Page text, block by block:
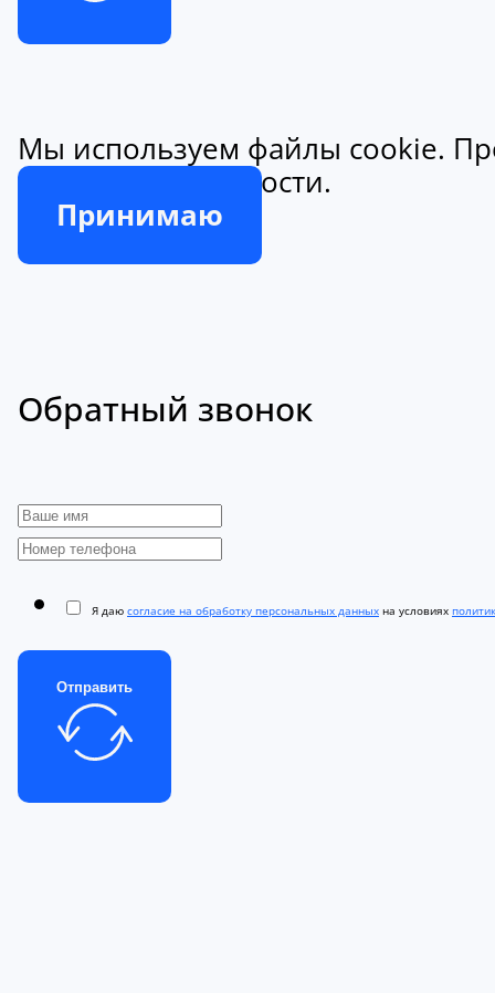
Мы используем файлы cookie.
конфиденциальности.
Принимаю
Обратный звонок
Я даю согласие на обработку персональных данных на условиях
Отправить